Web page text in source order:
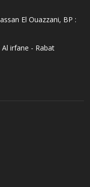
El Ouazzani, BP :
irfane - Rabat